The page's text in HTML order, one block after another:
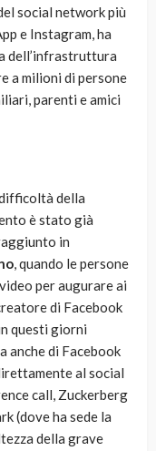
social network più
e Instagram, ha
dell’infrastruttura
a milioni di persone
parenti e amici
della
è stato già
in
, quando le persone
per augurare ai
di Facebook
questi giorni
anche di Facebook
al social
call, Zuckerberg
(dove ha sede la
della grave